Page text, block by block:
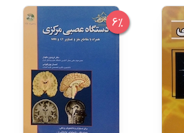
6%